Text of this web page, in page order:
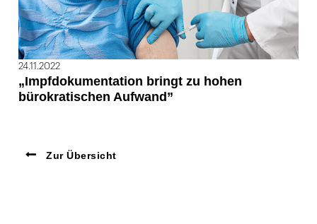
24.11.2022
„Impfdokumentation bringt zu hohen
bürokratischen Aufwand”
Zur Übersicht